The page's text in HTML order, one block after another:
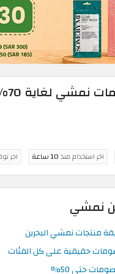
70% | تخفيضات شهر أغسطس
اخر استخدام منذ10 ساعة اخر
عن نمشي
منتجات نمشي البحرين